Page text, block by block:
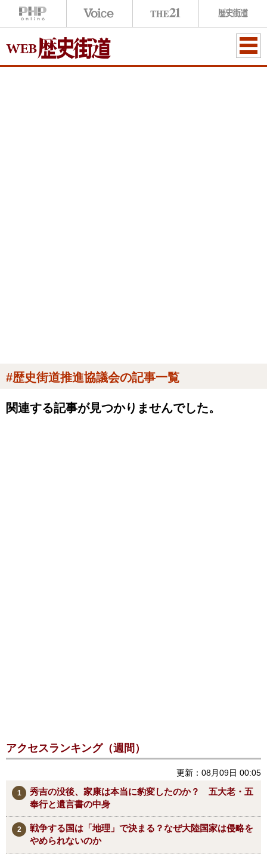
#歴史街道推進協議会の記事一覧
関連する記事が見つかりませんでした。
アクセスランキング（週間）
更新：08月09日 00:05
秀吉の没後、家康は本当に豹変したのか？ 五大老・五
奉行と遺言書の中身
戦争する国は「地理」で決まる？なぜ大陸国家は侵略を
やめられないのか